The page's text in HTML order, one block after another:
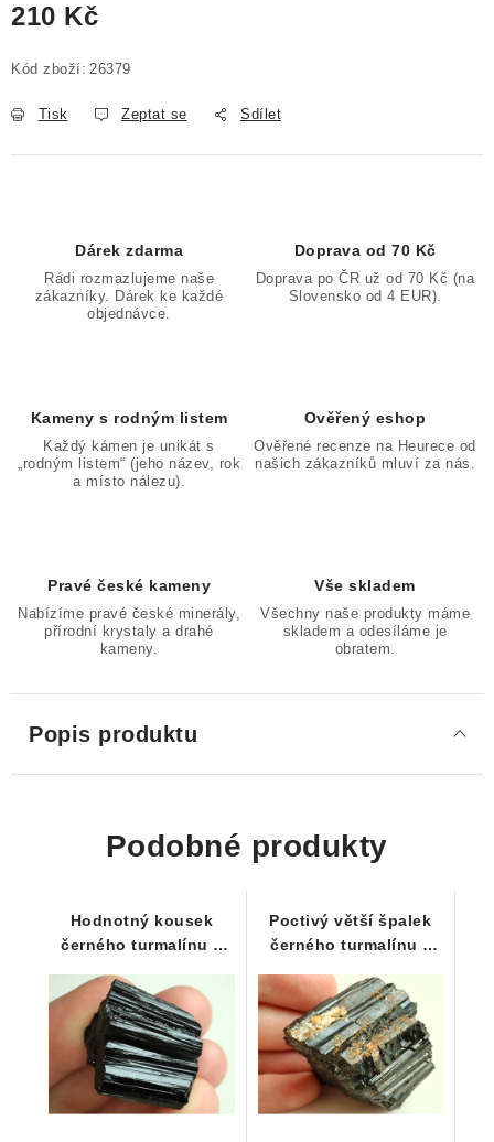
210 Kč
Kód zboží: 26379
Tisk Zeptat se Sdílet
Dárek zdarma
Rádi rozmazlujeme naše
zákazníky. Dárek ke každé
objednávce.
Doprava od 70 Kč
Doprava po ČR už od 70 Kč (na
Slovensko od 4 EUR).
Kameny s rodným listem
Každý kámen je unikát s
„rodným listem“ (jeho název, rok
a místo nálezu).
Ověřený eshop
Ověřené recenze na Heurece od
našich zákazníků mluví za nás.
Pravé české kameny
Nabízíme pravé české minerály,
přírodní krystaly a drahé
kameny.
Vše skladem
Všechny naše produkty máme
skladem a odesíláme je
obratem.
Popis produktu
Podobné produkty
Hodnotný kousek
černého turmalínu s
19 g
Poctivý větší špalek
černého turmalínu z
gramů